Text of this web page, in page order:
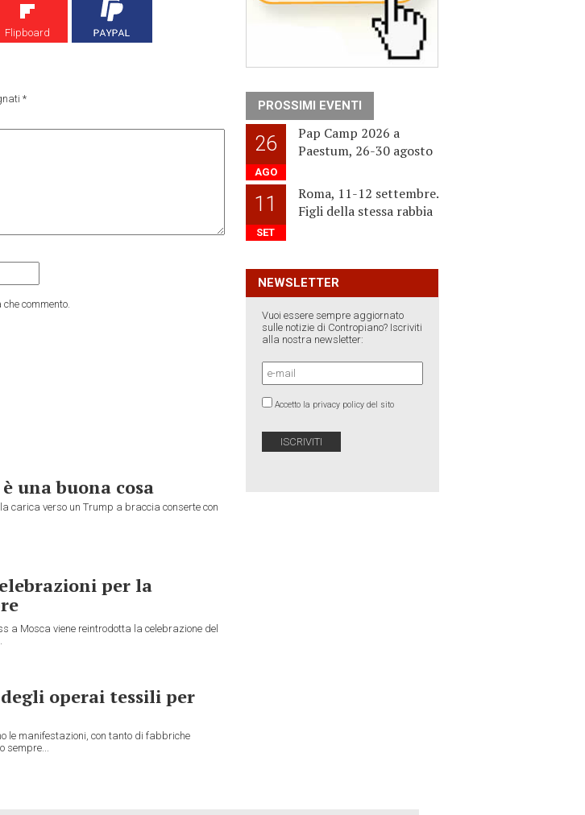
Flipboard
*
commento.
una buona cosa
carica verso un Trump a braccia conserte con
per la
a Mosca viene reintrodotta la celebrazione del
operai tessili per
le manifestazioni, con tanto di fabbriche
PROSSIMI EVENTI
26
AGO
Pap Camp 2026 a
Paestum, 26-30 agosto
11
SET
Roma, 11-12 settembre.
Figli della stessa rabbia
NEWSLETTER
Vuoi essere sempre aggiornato
sulle notizie di Contropiano? Iscriviti
alla nostra newsletter:
Accetto la privacy policy del sito